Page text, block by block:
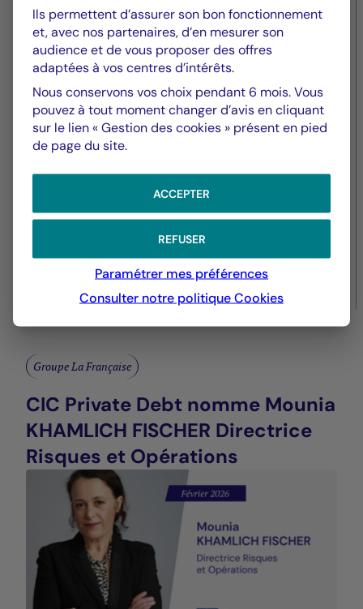
Crédit Mutuel Alliance Fédérale
annonce la nomination de Nadia
Bouzigues à la direction
générale de Crédit Mutuel
Impact
Groupe La Française
CIC Private Debt nomme Mounia
KHAMLICH FISCHER Directrice
Risques et Opérations
Ils permettent d’assurer son bon fonctionnement
et, avec nos partenaires, d’en mesurer son
audience et de vous proposer des offres
adaptées à vos centres d’intérêts.
Nous conservons vos choix pendant 6 mois. Vous
pouvez à tout moment changer d’avis en cliquant
sur le lien « Gestion des cookies » présent en pied
de page du site.
ACCEPTER
REFUSER
Paramétrer mes préférences
Consulter notre politiqueCookies